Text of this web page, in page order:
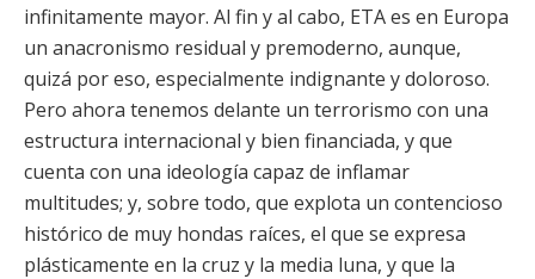
infinitamente mayor. Al fin y al cabo, ETA es en Europa
un anacronismo residual y premoderno, aunque,
quizá por eso, especialmente indignante y doloroso.
Pero ahora tenemos delante un terrorismo con una
estructura internacional y bien financiada, y que
cuenta con una ideología capaz de inflamar
multitudes; y, sobre todo, que explota un contencioso
histórico de muy hondas raíces, el que se expresa
plásticamente en la cruz y la media luna, y que la